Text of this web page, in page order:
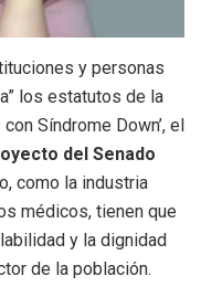
y personas
los estatutos de la
Síndrome Down’, el
del Senado
como la industria
médicos, tienen que
y la dignidad
de la población.